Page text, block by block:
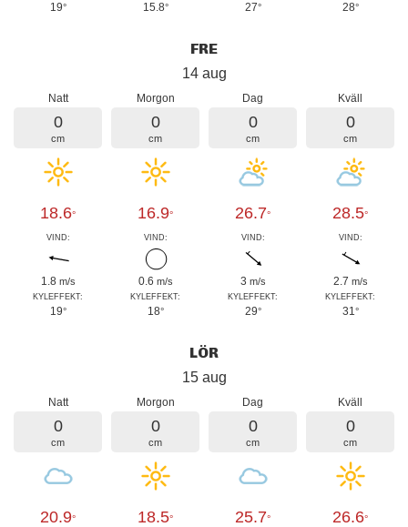
19° 15.8° 27° 28°
FRE
14 aug
Natt
0
cm
18.6°
VIND:
1.8 m/s
KYLEFFEKT:
19°
Morgon
0
cm
16.9°
VIND:
0.6 m/s
KYLEFFEKT:
18°
Dag
0
cm
26.7°
VIND:
3 m/s
KYLEFFEKT:
29°
Kväll
0
cm
28.5°
VIND:
2.7 m/s
KYLEFFEKT:
31°
LÖR
15 aug
Natt
0
cm
20.9°
Morgon
0
cm
18.5°
Dag
0
cm
25.7°
Kväll
0
cm
26.6°